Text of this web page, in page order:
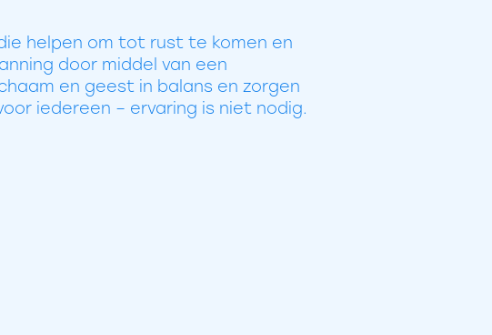
helpen om tot rust te komen en
door middel van een
en geest in balans en zorgen
iedereen – ervaring is niet nodig.